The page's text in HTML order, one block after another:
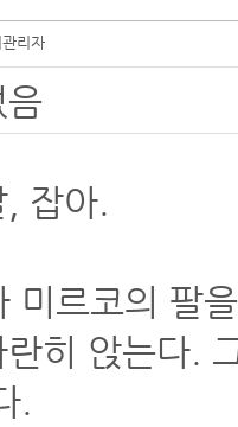
리자
음
잡아.
미르코의 팔
히 앉는다.
.